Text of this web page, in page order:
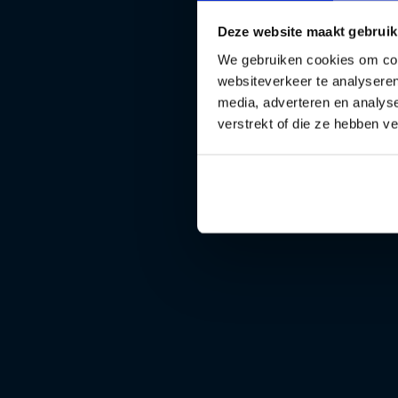
Deze website maakt
We gebruiken cookies om
websiteverkeer te
media, adverteren en
verstrekt of die ze hebben